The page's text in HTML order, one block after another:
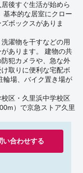
後すぐ生活が始めら
基本的な居室にクロー
ボックスがありま
濯物を干すなどの用
あります。 建物の共
犯カメラや、急な外
取りに便利な宅配ボ
輪場、バイク置き場が
区・久里浜中学校区
）で京急ストア久里
い合わせする